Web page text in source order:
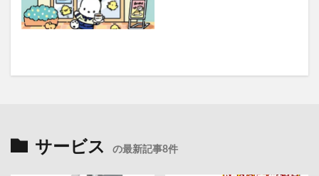
サービス の最新記事8件